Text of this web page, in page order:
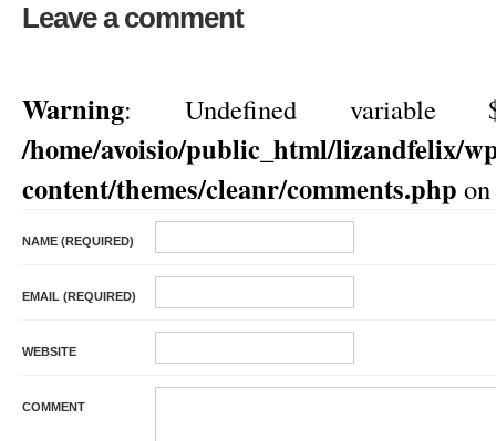
Leave a comment
Warning: Undefined variable
/home/avoisio/public_html/lizandfelix/
content/themes/cleanr/comments.php
NAME (REQUIRED)
EMAIL (REQUIRED)
WEBSITE
COMMENT